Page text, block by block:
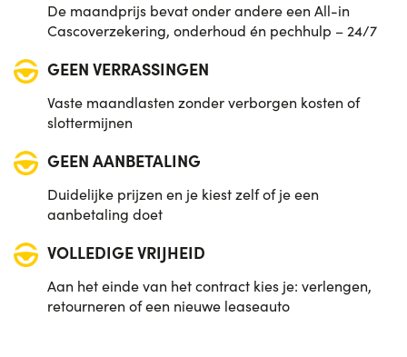
De maandprijs bevat onder andere een All-in
Cascoverzekering, onderhoud én pechhulp – 24/7
GEEN VERRASSINGEN
Vaste maandlasten zonder verborgen kosten of
slottermijnen
GEEN AANBETALING
Duidelijke prijzen en je kiest zelf of je een
aanbetaling doet
VOLLEDIGE VRIJHEID
Aan het einde van het contract kies je: verlengen,
retourneren of een nieuwe leaseauto